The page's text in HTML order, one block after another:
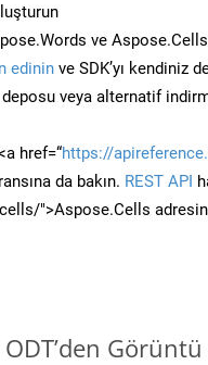
ve Aspose.Cells
edinin ve SDK’yı kendiniz
deposu veya alternatif
href=“https://
da bakın. REST API
">Aspose.Cells